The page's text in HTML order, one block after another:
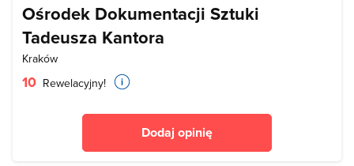
Ośrodek Dokumentacji Sztuki
Tadeusza Kantora
Kraków
10 Rewelacyjny!
Dodaj opinię